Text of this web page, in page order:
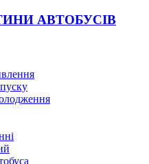
АВТОБУСІВ